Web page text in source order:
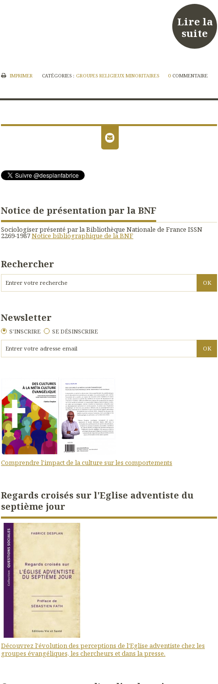
Notice de présentation par la BNF
Sociologiser présenté par la Bibliothèque Nationale de France ISSN
2269-1987Notice bibliographique de la BNF
Rechercher
Newsletter
S'INSCRIRE SE DÉSINSCRIRE
Comprendre l'impact de la culture sur les comportements
Regards croisés sur l'Eglise adventiste du
septième jour
Découvrez l'évolution des perceptions de l'Eglise adventiste chez les
groupes évangéliques, les chercheurs et dans la presse.
Lire la
suite
IMPRIMER CATÉGORIES : GROUPES RELIGIEUX MINORITAIRES 0 COMMENTAIRE